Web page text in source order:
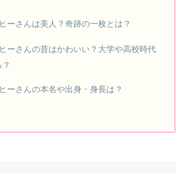
ーさんは美人？奇跡の一枚とは？
ーさんの昔はかわいい？大学や高校時代
ーさんの本名や出身・身長は？